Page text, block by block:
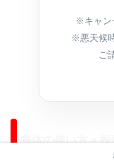
※キャン
※悪天候
ご
身体の使い方 ×
（野球専門メデ